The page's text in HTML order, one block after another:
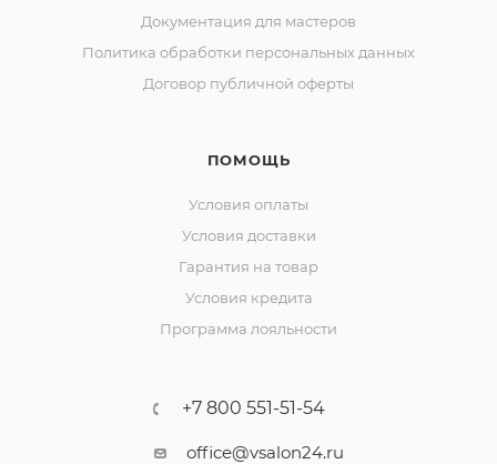
Документация для мастеров
Политика обработки персональных данных
Договор публичной оферты
ПОМОЩЬ
Условия оплаты
Условия доставки
Гарантия на товар
Условия кредита
Программа лояльности
+7 800 551-51-54
office@vsalon24.ru